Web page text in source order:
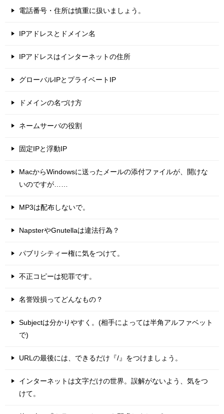
電話番号・住所は慎重に扱いましょう。
IPアドレスとドメイン名
IPアドレスはインターネットの住所
グローバルIPとプライベートIP
ドメインの名づけ方
ネームサーバの役割
固定IPと浮動IP
MacからWindowsに送ったメールの添付ファイルが、開けな
いのですが……
MP3は配布しないで。
NapsterやGnutellaは違法行為？
パブリシティー権に気をつけて。
不正コピーは犯罪です。
名誉毀損ってどんなもの？
Subjectは分かりやすく。(相手によっては半角アルファベット
で)
URLの最後には、できるだけ『/』をつけましょう。
インターネットは文字だけの世界。誤解がないよう、気をつ
けて。